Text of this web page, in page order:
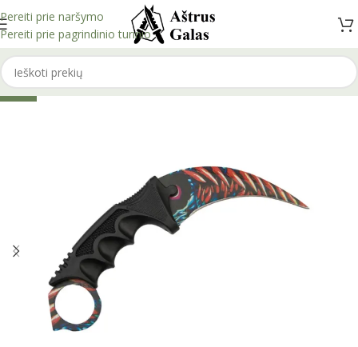
Pereiti prie naršymo
Pereiti prie pagrindinio turinio